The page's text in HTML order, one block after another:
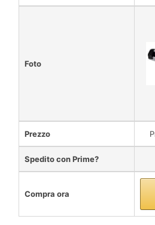
Foto
Prezzo
Spedito con Prime?
Compra ora